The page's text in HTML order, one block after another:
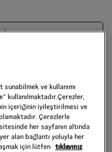
ve kullanımı
kullanılmaktadır.Çerezler,
içeriğinin iyileştirilmesi ve
Çerezlerle
her sayfanın altında
alan bağlantı yoluyla her
için lütfen tıklayınız